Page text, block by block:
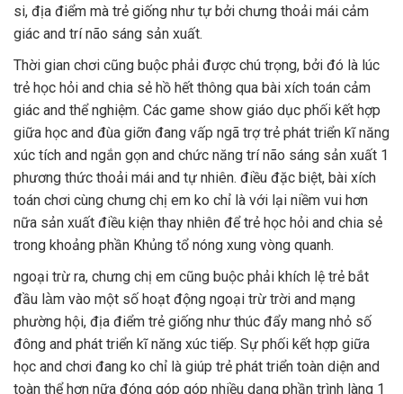
si, địa điểm mà trẻ giống như tự bởi chưng thoải mái cảm
giác and trí não sáng sản xuất.
Thời gian chơi cũng buộc phải được chú trọng, bởi đó là lúc
trẻ học hỏi and chia sẻ hồ hết thông qua bài xích toán cảm
giác and thể nghiệm. Các game show giáo dục phối kết hợp
giữa học and đùa giỡn đang vấp ngã trợ trẻ phát triển kĩ năng
xúc tích and ngắn gọn and chức năng trí não sáng sản xuất 1
phương thức thoải mái and tự nhiên. điều đặc biệt, bài xích
toán chơi cùng chưng chị em ko chỉ là với lại niềm vui hơn
nữa sản xuất điều kiện thay nhiên để trẻ học hỏi and chia sẻ
trong khoảng phần Khủng tổ nóng xung vòng quanh.
ngoại trừ ra, chưng chị em cũng buộc phải khích lệ trẻ bắt
đầu làm vào một số hoạt động ngoại trừ trời and mạng
phường hội, địa điểm trẻ giống như thúc đẩy mang nhỏ số
đông and phát triển kĩ năng xúc tiếp. Sự phối kết hợp giữa
học and chơi đang ko chỉ là giúp trẻ phát triển toàn diện and
toàn thể hơn nữa đóng góp góp nhiều dạng phần trình làng 1